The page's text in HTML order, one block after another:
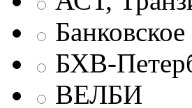
БХВ-
ВЕЛБИ